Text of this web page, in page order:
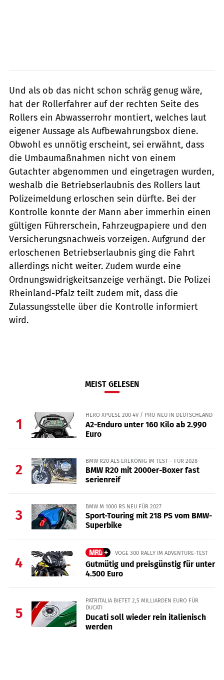
Und als ob das nicht schon schräg genug wäre,
hat der Rollerfahrer auf der rechten Seite des
Rollers ein Abwasserrohr montiert, welches laut
eigener Aussage als Aufbewahrungsbox diene.
Obwohl es unnötig erscheint, sei erwähnt, dass
die Umbaumaßnahmen nicht von einem
Gutachter abgenommen und eingetragen wurden,
weshalb die Betriebserlaubnis des Rollers laut
Polizeimeldung erloschen sein dürfte. Bei der
Kontrolle konnte der Mann aber immerhin einen
gültigen Führerschein, Fahrzeugpapiere und den
Versicherungsnachweis vorzeigen. Aufgrund der
erloschenen Betriebserlaubnis ging die Fahrt
allerdings nicht weiter. Zudem wurde eine
Ordnungswidrigkeitsanzeige verhängt. Die Polizei
Rheinland-Pfalz teilt zudem mit, dass die
Zulassungsstelle über die Kontrolle informiert
wird.
MEIST GELESEN
1
HERO XPULSE 200 4V / PRO NEU IN DEUTSCHLAND
A2-Enduro unter 160 Kilo ab 2.990
Euro
2
BMW R20 ALS ERLKÖNIG IM TEST – FÜR 2028
BMW R20 mit 2000er-Boxer fast
serienreif
3
BMW M 1000 RS NEU FÜR 2027
Sport-Touring mit 218 PS vom BMW-
Superbike
4
VOGE 300 RALLY IM ADVENTURE-TEST
Gutmütig und preisgünstig für unter
4.500 Euro
5
PATRITALIA BIETET 2,5 MILLIARDEN EURO FÜR
DUCATI
Ducati soll wieder rein italienisch
werden